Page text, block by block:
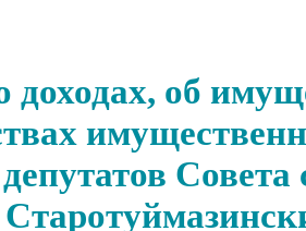
доходах, об
Совета